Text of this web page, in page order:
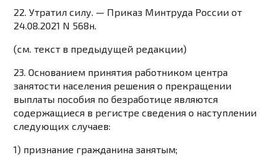
22. Утратил силу. — Приказ Минтруда России от
24.08.2021 N 568н.
(см. текст в предыдущей редакции)
23. Основанием принятия работником центра
занятости населения решения о прекращении
выплаты пособия по безработице являются
содержащиеся в регистре сведения о наступлении
следующих случаев:
1) признание гражданина занятым;